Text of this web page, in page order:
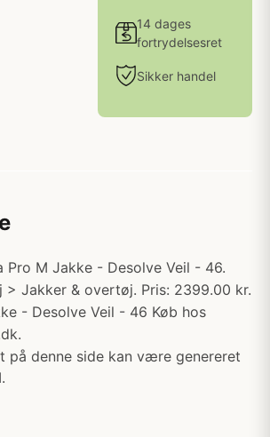
14 dages
fortrydelsesret
Sikker handel
Pro M Jakke - Desolve Veil - 46.
> Jakker & overtøj. Pris: 2399.00 kr.
- Desolve Veil - 46 Køb hos
på denne side kan være genereret